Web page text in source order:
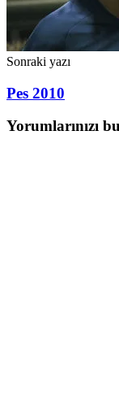
Sonraki yazı
Pes 2010
Yorumlarınızı